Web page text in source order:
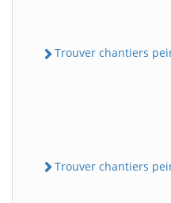
Trouver chantiers
Trouver chantiers